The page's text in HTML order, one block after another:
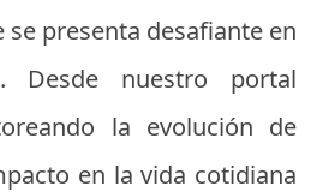
presenta desafiante en
Desde nuestro portal
la evolución de
en la vida cotidiana